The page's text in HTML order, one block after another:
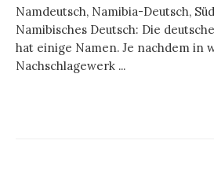
Namdeutsch, Namibia-Deutsch,
Namibisches Deutsch: Die
hat einige Namen. Je nachdem in
Nachschlagewerk ...